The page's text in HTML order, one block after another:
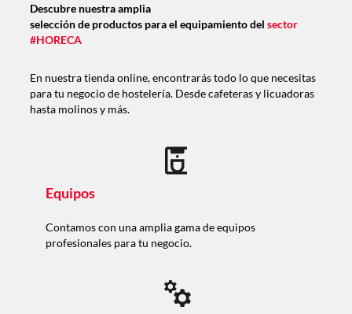
Descubre nuestra amplia
selección de productos para el equipamiento del sector
#HORECA
En nuestra tienda online, encontrarás todo lo que necesitas
para tu negocio de hostelería. Desde cafeteras y licuadoras
hasta molinos y más.
Equipos
Contamos con una amplia gama de equipos
profesionales para tu negocio.